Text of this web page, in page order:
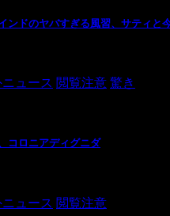
ドのヤバすぎる風習、サティと
ュース 閲覧注意 驚き
コロニアディグニダ
ュース 閲覧注意